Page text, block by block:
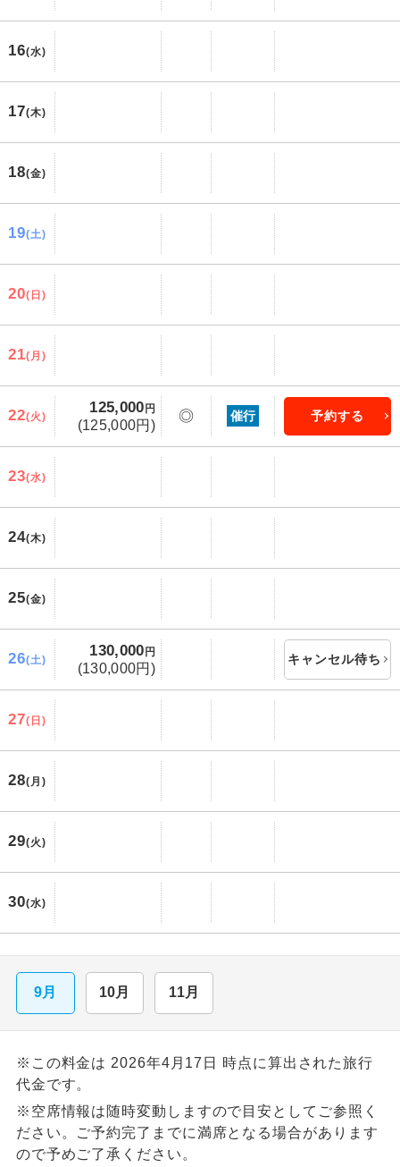
16(水)
17(木)
18(金)
19(土)
20(日)
21(月)
22(火)
125,000 円
(125,000円)
◎ 催行 予約する
23(水)
24(木)
25(金)
26(土)
130,000 円
(130,000円)
キャンセル待ち
27(日)
28(月)
29(火)
30(水)
9月 10月 11月
※この料金は 2026年4月17日 時点に算出された旅行
代金です。
※空席情報は随時変動しますので目安としてご参照く
ださい。ご予約完了までに満席となる場合があります
ので予めご了承ください。